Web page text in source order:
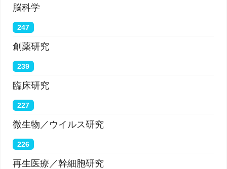
脳科学
247
創薬研究
239
臨床研究
227
微生物／ウイルス研究
226
再生医療／幹細胞研究